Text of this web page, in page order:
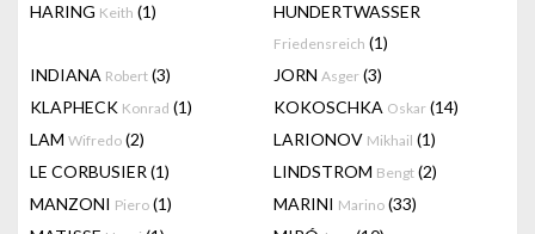
HARING Keith (1) HUNDERTWASSER
Friedensreich (1)
INDIANA Robert (3) JORN Asger (3)
KLAPHECK Konrad (1) KOKOSCHKA Oskar (14)
LAM Wifredo (2) LARIONOV Mikhail (1)
LE CORBUSIER (1) LINDSTROM Bengt (2)
MANZONI Piero (1) MARINI Marino (33)